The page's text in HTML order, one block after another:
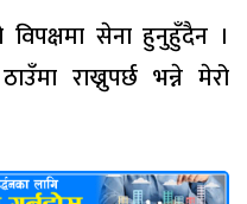
सेना हुनुहुँदैन ।
राख्नुपर्छ भन्ने मेरो